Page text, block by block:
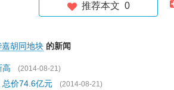
推荐本文 0
嘉胡同地块 的新闻
高
(2014-08-21)
总价74.6亿元
(2014-08-21)